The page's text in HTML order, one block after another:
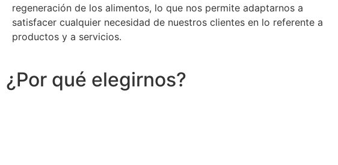
regeneración de los alimentos, lo que nos permite adaptarnos a
satisfacer cualquier necesidad de nuestros clientes en lo referente a
productos y a servicios.
¿Por qué elegirnos?